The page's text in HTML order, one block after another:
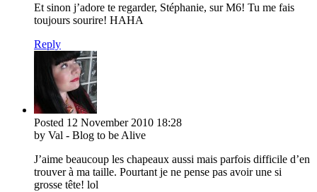
Et sinon j’adore te regarder, Stéphanie, sur M6! Tu me fais
toujours sourire! HAHA
Reply
Posted 12 November 2010 18:28
by Val - Blog to be Alive
J’aime beaucoup les chapeaux aussi mais parfois difficile d’en
trouver à ma taille. Pourtant je ne pense pas avoir une si
grosse tête! lol